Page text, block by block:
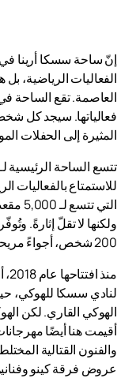
إنّ ساحة سسكا أرينا
الفعاليات الرياضية،
العاصمة. تقع الساحة
فعالياتها. سيجد كل
المثيرة إلى الحفلات
للاستمتاع بالفعاليات
التي
ولكنها لا تقلّ إثارةً.
200 شخص، أجواءً مريحةً للتدريب والمنافسات.
لنادي سسكا للهوكي،
الهوكي القاري. لكن
أقيمت هنا أيضًا
والفنون القتالية
عروض فرقة كينو